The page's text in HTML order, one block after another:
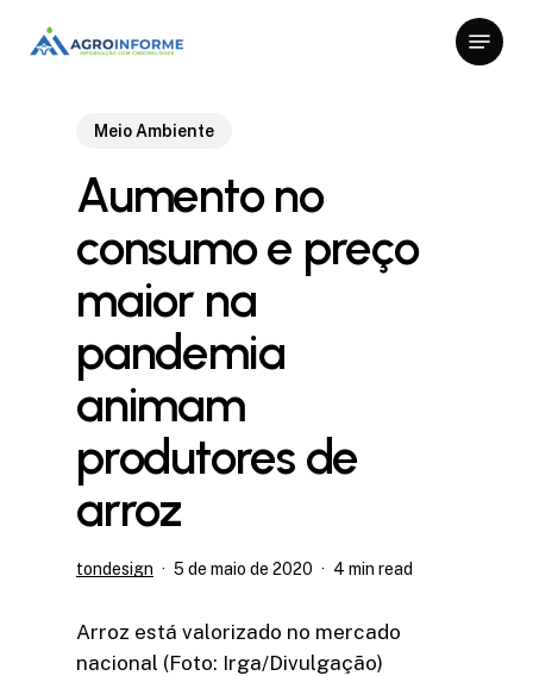
Menu
Meio Ambiente
Aumento no
consumo e preço
maior na
pandemia
animam
produtores de
arroz
tondesign 5 de maio de 2020 4 min read
Arroz está valorizado no mercado
nacional (Foto: Irga/Divulgação)